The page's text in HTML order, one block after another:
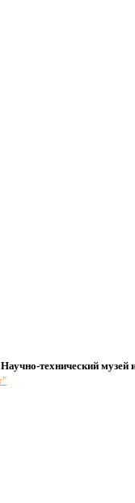
технический музей